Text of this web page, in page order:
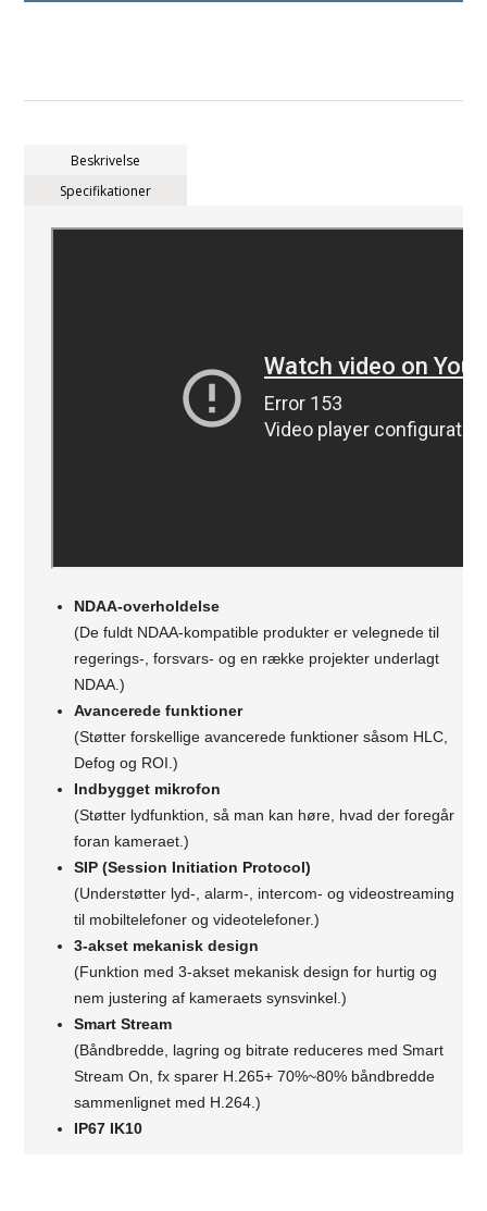
Beskrivelse
Specifikationer
NDAA-overholdelse
(De fuldt NDAA-kompatible produkter er velegnede til
regerings-, forsvars- og en række projekter underlagt
NDAA.)
Avancerede funktioner
(Støtter forskellige avancerede funktioner såsom HLC,
Defog og ROI.)
Indbygget mikrofon
(Støtter lydfunktion, så man kan høre, hvad der foregår
foran kameraet.)
SIP (Session Initiation Protocol)
(Understøtter lyd-, alarm-, intercom- og videostreaming
til mobiltelefoner og videotelefoner.)
3-akset mekanisk design
(Funktion med 3-akset mekanisk design for hurtig og
nem justering af kameraets synsvinkel.)
Smart Stream
(Båndbredde, lagring og bitrate reduceres med Smart
Stream On, fx sparer H.265+ 70%~80% båndbredde
sammenlignet med H.264.)
IP67 IK10